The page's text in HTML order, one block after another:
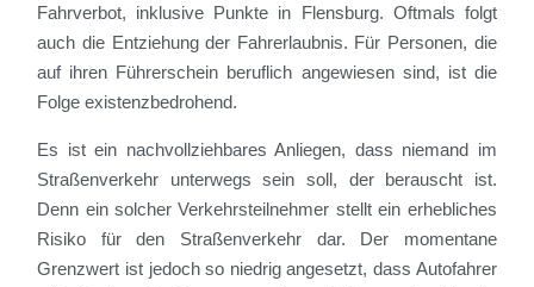
Fahrverbot, inklusive Punkte in Flensburg. Oftmals folgt
auch die Entziehung der Fahrerlaubnis. Für Personen, die
auf ihren Führerschein beruflich angewiesen sind, ist die
Folge existenzbedrohend.
Es ist ein nachvollziehbares Anliegen, dass niemand im
Straßenverkehr unterwegs sein soll, der berauscht ist.
Denn ein solcher Verkehrsteilnehmer stellt ein erhebliches
Risiko für den Straßenverkehr dar. Der momentane
Grenzwert ist jedoch so niedrig angesetzt, dass Autofahrer